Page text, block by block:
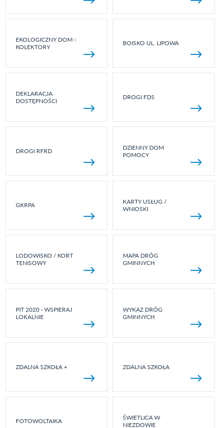
EKOLOGICZNY DOM -
KOLEKTORY
BOISKO UL. LIPOWA
DEKLARACJA
DOSTĘPNOŚCI
DROGI FDS
DROGI RFRD
DZIENNY DOM
POMOCY
GKRPA
KARTY USŁUG /
WNIOSKI
LODOWISKO / KORT
TENISOWY
MAPA DRÓG
GMINNYCH
PIT 2020 - WSPIERAJ
LOKALNIE
WYKAZ DRÓG
GMINNYCH
ZDALNA SZKOŁA + ZDALNA SZKOŁA
FOTOWOLTAIKA
ŚWIETLICA W
NIEZDOWIE